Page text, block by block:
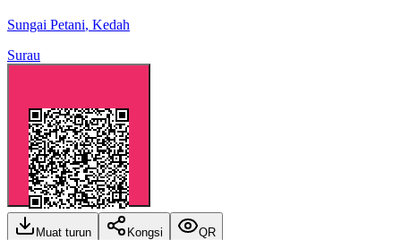
Sungai Petani, Kedah
Surau
Muat turun Kongsi QR